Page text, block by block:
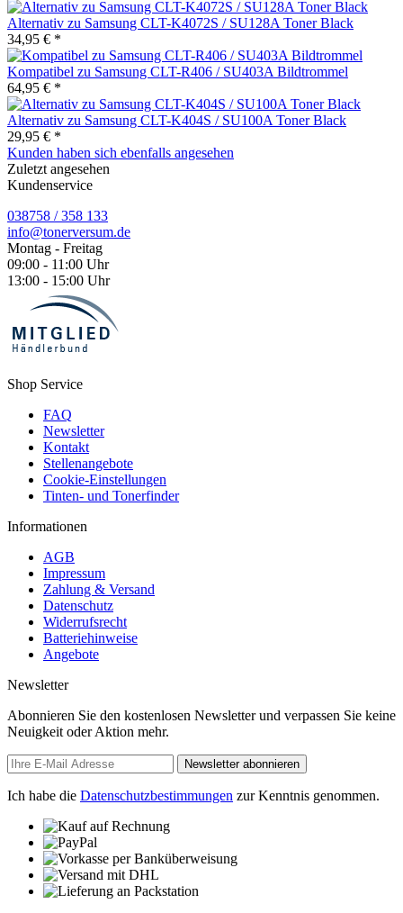
Alternativ zu Samsung CLT-K4072S / SU128A Toner Black
34,95 € *
Kompatibel zu Samsung CLT-R406 / SU403A Bildtrommel
64,95 € *
Alternativ zu Samsung CLT-K404S / SU100A Toner Black
29,95 € *
Kunden haben sich ebenfalls angesehen
Zuletzt angesehen
Kundenservice
038758 / 358 133
info@tonerversum.de
Montag - Freitag
09:00 - 11:00 Uhr
13:00 - 15:00 Uhr
Shop Service
FAQ
Newsletter
Kontakt
Stellenangebote
Cookie-Einstellungen
Tinten- und Tonerfinder
Informationen
AGB
Impressum
Zahlung & Versand
Datenschutz
Widerrufsrecht
Batteriehinweise
Angebote
Newsletter
Abonnieren Sie den kostenlosen Newsletter und verpassen Sie keine
Neuigkeit oder Aktion mehr.
Newsletter abonnieren
Ich habe die Datenschutzbestimmungen zur Kenntnis genommen.